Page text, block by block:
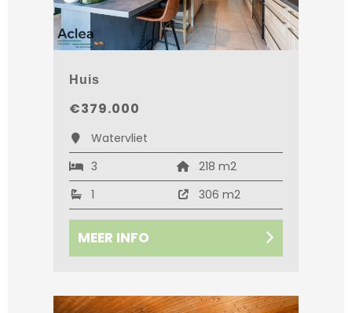
Huis
€379.000
Watervliet
3
218 m2
1
306 m2
MEER INFO